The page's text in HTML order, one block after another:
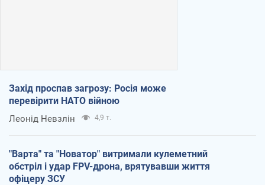
Захід проспав загрозу: Росія може
перевірити НАТО війною
Леонід Невзлін 4,9 т.
"Варта" та "Новатор" витримали кулеметний
обстріл і удар FPV-дрона, врятувавши життя
офіцеру ЗСУ